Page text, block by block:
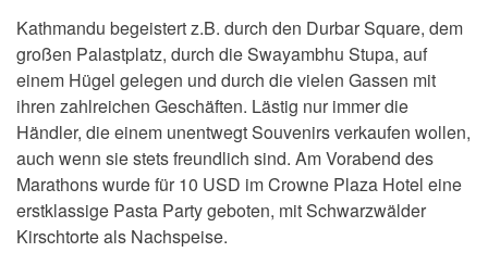
Kathmandu begeistert z.B. durch den Durbar Square, dem
großen Palastplatz, durch die Swayambhu Stupa, auf
einem Hügel gelegen und durch die vielen Gassen mit
ihren zahlreichen Geschäften. Lästig nur immer die
Händler, die einem unentwegt Souvenirs verkaufen wollen,
auch wenn sie stets freundlich sind. Am Vorabend des
Marathons wurde für 10 USD im Crowne Plaza Hotel eine
erstklassige Pasta Party geboten, mit Schwarzwälder
Kirschtorte als Nachspeise.